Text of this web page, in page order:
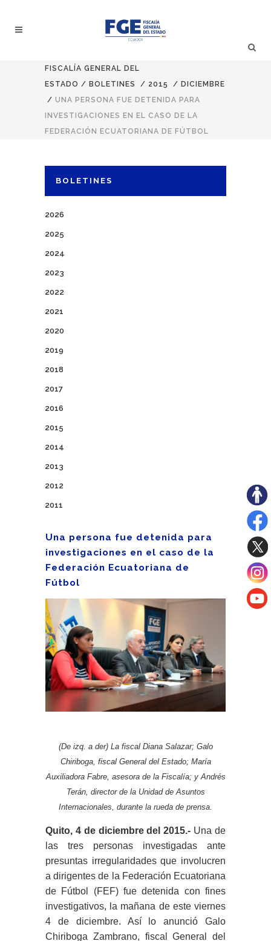
FISCALÍA GENERAL DEL
ESTADO / BOLETINES / 2015 / DICIEMBRE
/ UNA PERSONA FUE DETENIDA PARA
INVESTIGACIONES EN EL CASO DE LA
FEDERACIÓN ECUATORIANA DE FÚTBOL
BOLETINES
2026
2025
2024
2023
2022
2021
2020
2019
2018
2017
2016
2015
2014
2013
2012
2011
Una persona fue detenida para
investigaciones en el caso de la
Federación Ecuatoriana de
Fútbol
(De izq. a der) La fiscal Diana Salazar; Galo
Chiriboga, fiscal General del Estado; María
Auxiliadora Fabre, asesora de la Fiscalía; y Andrés
Terán, director de la Unidad de Asuntos
Internacionales, durante la rueda de prensa.
Quito, 4 de diciembre del 2015.- Una de
las tres personas investigadas ante
presuntas irregularidades que involucren
a dirigentes de la Federación Ecuatoriana
de Fútbol (FEF) fue detenida con fines
investigativos, la mañana de este viernes
4 de diciembre. Así lo anunció Galo
Chiriboga Zambrano, fiscal General del